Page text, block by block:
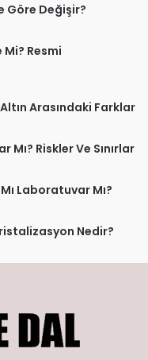
Göre Değişir?
Resmi
Arasındaki Farklar
Riskler Ve Sınırlar
Laboratuvar Mı?
Nedir?